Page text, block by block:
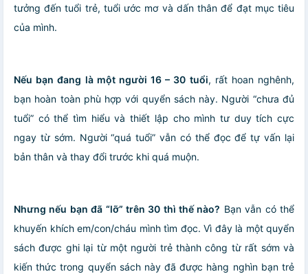
tưởng đến tuổi trẻ, tuổi ước mơ và dấn thân để đạt mục tiêu
của mình.
Nếu bạn đang là một người 16 – 30 tuổi, rất hoan nghênh,
bạn hoàn toàn phù hợp với quyển sách này. Người “chưa đủ
tuổi” có thể tìm hiểu và thiết lập cho mình tư duy tích cực
ngay từ sớm. Người “quá tuổi” vẫn có thể đọc để tự vấn lại
bản thân và thay đổi trước khi quá muộn.
Nhưng nếu bạn đã “lỡ” trên 30 thì thế nào? Bạn vẫn có thể
khuyến khích em/con/cháu mình tìm đọc. Vì đây là một quyển
sách được ghi lại từ một người trẻ thành công từ rất sớm và
kiến thức trong quyển sách này đã được hàng nghìn bạn trẻ